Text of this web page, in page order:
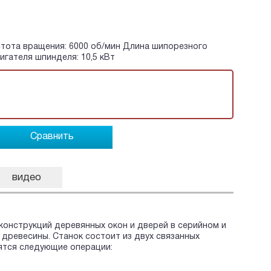
вращения: 6000 об/мин Длина шипорезного
шпинделя: 10,5 кВт
Сравнить
видео
деревянных окон и дверей в серийном и
Станок состоит из двух связанных
следующие операции: